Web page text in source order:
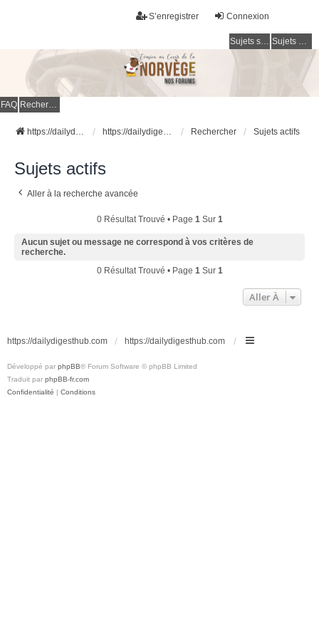
Connexion
S’enregistrer
Sujets sans réponse Sujets actifs
FAQ Rechercher
https://dailydigesthub.com https://dailydigesthub.com Rechercher Sujets actifs
Sujets actifs
Aller à la recherche avancée
0 Résultat Trouvé • Page 1Sur 1
Aucun sujet ou message ne correspond à vos critères de
recherche.
0 Résultat Trouvé • Page 1Sur 1
Aller À
https://dailydigesthub.com https://dailydigesthub.com
Développé par phpBB® Forum Software © phpBB Limited
Traduit par phpBB-fr.com
Confidentialité | Conditions